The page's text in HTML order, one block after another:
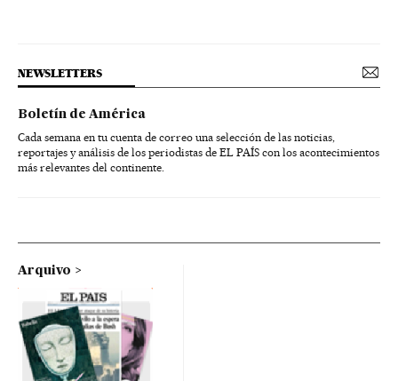
NEWSLETTERS
Boletín de América
Cada semana en tu cuenta de correo una selección de las noticias,
reportajes y análisis de los periodistas de EL PAÍS con los acontecimientos
más relevantes del continente.
Arquivo